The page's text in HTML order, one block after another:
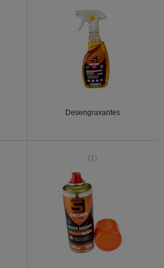
Desengraxantes
(1)